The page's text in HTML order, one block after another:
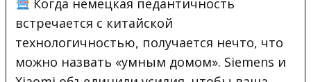
Когда немецкая педантичность
встречается с китайской
технологичностью, получается нечто, что
можно назвать «умным домом». Siemens и